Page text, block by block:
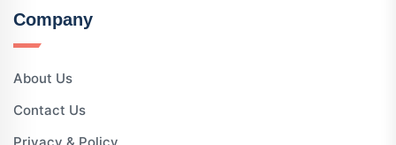
Company
About Us
Contact Us